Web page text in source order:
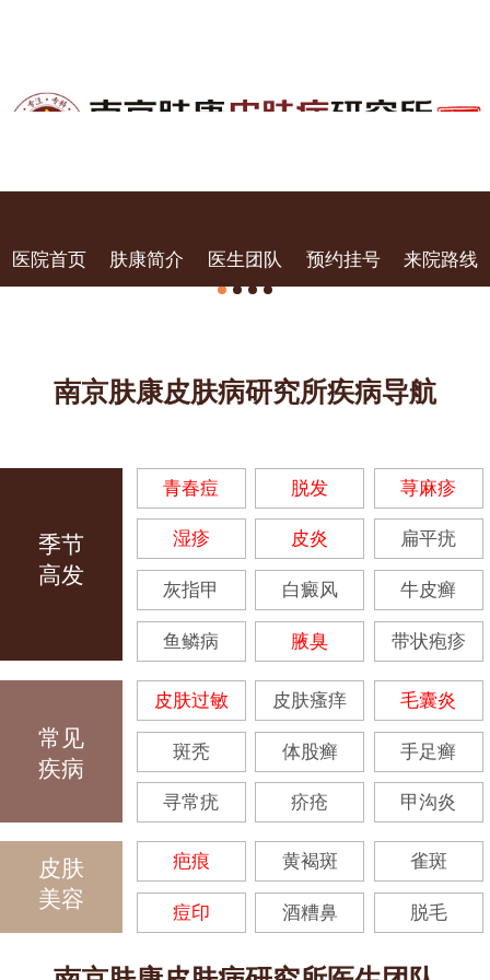
医院首页 肤康简介 医生团队 预约挂号 来院路线
南京肤康皮肤病研究所疾病导航
季节
高发
青春痘 脱发 荨麻疹
湿疹 皮炎 扁平疣
灰指甲 白癜风 牛皮癣
鱼鳞病 腋臭 带状疱疹
常见
疾病
皮肤过敏 皮肤瘙痒 毛囊炎
斑秃 体股癣 手足癣
寻常疣 疥疮 甲沟炎
皮肤
美容
疤痕 黄褐斑 雀斑
痘印 酒糟鼻 脱毛